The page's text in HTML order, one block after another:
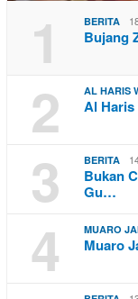
1 BERITA
Bujang
2 AL HARIS
Al
3 BERITA
Bukan
Gu…
4 MUARO
Muaro